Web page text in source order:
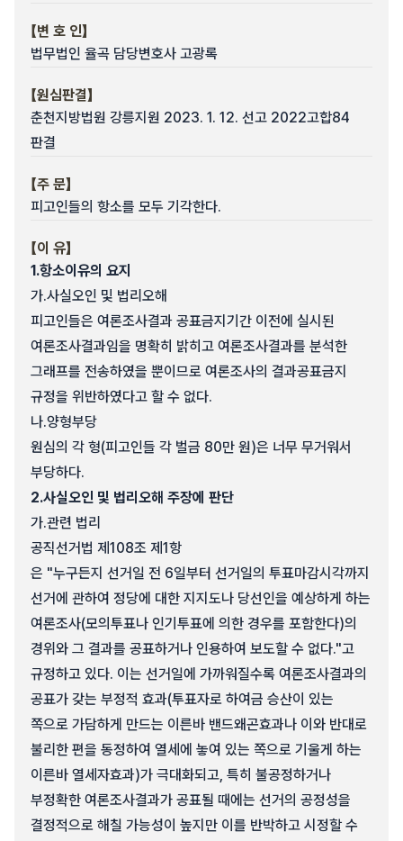
【변 호 인】
법무법인 율곡 담당변호사 고광록
【원심판결】
춘천지방법원 강릉지원 2023. 1. 12. 선고 2022고합84
판결
【주 문】
피고인들의 항소를 모두 기각한다.
【이 유】
1.항소이유의 요지
가.사실오인 및 법리오해
피고인들은 여론조사결과 공표금지기간 이전에 실시된
여론조사결과임을 명확히 밝히고 여론조사결과를 분석한
그래프를 전송하였을 뿐이므로 여론조사의 결과공표금지
규정을 위반하였다고 할 수 없다.
나.양형부당
원심의 각 형(피고인들 각 벌금 80만 원)은 너무 무거워서
부당하다.
2.사실오인 및 법리오해 주장에 판단
가.관련 법리
공직선거법 제108조 제1항
은 "누구든지 선거일 전 6일부터 선거일의 투표마감시각까지
선거에 관하여 정당에 대한 지지도나 당선인을 예상하게 하는
여론조사(모의투표나 인기투표에 의한 경우를 포함한다)의
경위와 그 결과를 공표하거나 인용하여 보도할 수 없다."고
규정하고 있다. 이는 선거일에 가까워질수록 여론조사결과의
공표가 갖는 부정적 효과(투표자로 하여금 승산이 있는
쪽으로 가담하게 만드는 이른바 밴드왜곤효과나 이와 반대로
불리한 편을 동정하여 열세에 놓여 있는 쪽으로 기울게 하는
이른바 열세자효과)가 극대화되고, 특히 불공정하거나
부정확한 여론조사결과가 공표될 때에는 선거의 공정성을
결정적으로 해칠 가능성이 높지만 이를 반박하고 시정할 수